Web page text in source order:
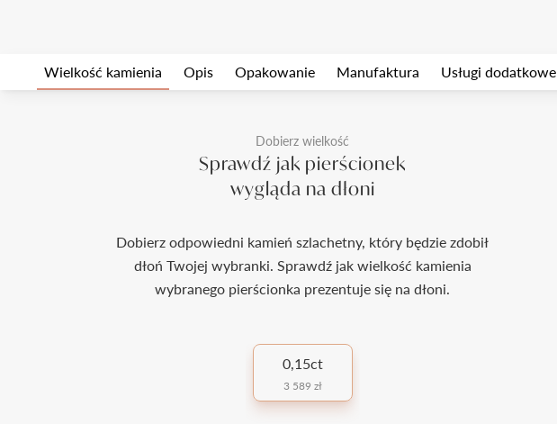
Wielkość kamienia Opis Opakowanie Manufaktura Usługi dodatkowe
Dobierz wielkość
Sprawdź jak pierścionek
wygląda na dłoni
Dobierz odpowiedni kamień szlachetny, który będzie zdobił
dłoń Twojej wybranki. Sprawdź jak wielkość kamienia
wybranego pierścionka prezentuje się na dłoni.
0,15ct
3 589 zł